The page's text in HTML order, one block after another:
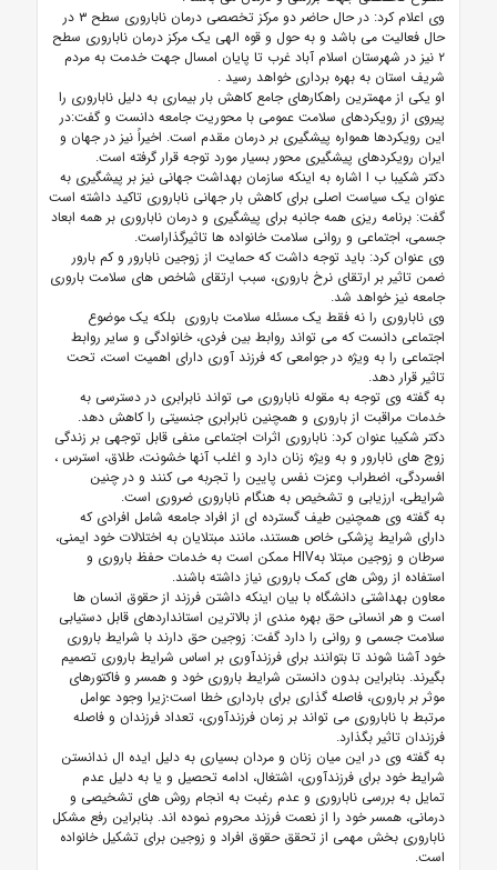
وی اعلام کرد: در حال حاضر دو مرکز تخصصی درمان ناباروری سطح ۳ در
حال فعالیت می باشد و به حول و قوه الهی یک مرکز درمان ناباروری سطح
۲ نیز در شهرستان اسلام آباد غرب تا پایان امسال جهت خدمت به مردم
شریف استان به بهره برداری خواهد رسید .
او یکی از مهمترین راهکارهای جامع کاهش بار بیماری به دلیل ناباروری را
پیروی از رویکردهای سلامت عمومی با محوریت جامعه دانست و گفت:در
این رویکردها همواره پیشگیری بر درمان مقدم است. اخیراً نیز در جهان و
ایران رویکردهای پیشگیری محور بسیار مورد توجه قرار گرفته است.
دکتر شکیبا ب ا اشاره به اینکه سازمان بهداشت جهانی نیز بر پیشگیری به
عنوان یک سیاست اصلی برای کاهش بار جهانی ناباروری تاکید داشته است
گفت: برنامه ریزی همه جانبه برای پیشگیری و درمان ناباروری بر همه ابعاد
جسمی، اجتماعی و روانی سلامت خانواده ها تاثیرگذاراست.
وی عنوان کرد: باید توجه داشت که حمایت از زوجین نابارور و کم بارور
ضمن تاثیر بر ارتقای نرخ باروری، سبب ارتقای شاخص های سلامت باروری
جامعه نیز خواهد شد.
وی ناباروری را نه فقط یک مسئله سلامت باروری بلکه یک موضوع
اجتماعی دانست که می تواند روابط بین فردی، خانوادگی و سایر روابط
اجتماعی را به ویژه در جوامعی که فرزند آوری دارای اهمیت است، تحت
تاثیر قرار دهد.
به گفته وی توجه به مقوله ناباروری می تواند نابرابری در دسترسی به
خدمات مراقبت از باروری و همچنین نابرابری جنسیتی را کاهش دهد.
دکتر شکیبا عنوان کرد: ناباروری اثرات اجتماعی منفی قابل توجهی بر زندگی
زوج های نابارور و به ویژه زنان دارد و اغلب آنها خشونت، طلاق، استرس ،
افسردگی، اضطراب وعزت نفس پایین را تجربه می کنند و در چنین
شرایطی، ارزیابی و تشخیص به هنگام ناباروری ضروری است.
به گفته وی همچنین طیف گسترده ای از افراد جامعه شامل افرادی که
دارای شرایط پزشکی خاص هستند، مانند مبتلایان به اختلالات خود ایمنی،
سرطان و زوجین مبتلا بهHIV ممکن است به خدمات حفظ باروری و
استفاده از روش های کمک باروری نیاز داشته باشند.
معاون بهداشتی دانشگاه با بیان اینکه داشتن فرزند از حقوق انسان ها
است و هر انسانی حق بهره مندی از بالاترین استانداردهای قابل دستیابی
سلامت جسمی و روانی را دارد گفت: زوجین حق دارند با شرایط باروری
خود آشنا شوند تا بتوانند برای فرزندآوری بر اساس شرایط باروری تصمیم
بگیرند. بنابراین بدون دانستن شرایط باروری خود و همسر و فاکتورهای
موثر بر باروری، فاصله گذاری برای بارداری خطا است؛زیرا وجود عوامل
مرتبط با ناباروری می تواند بر زمان فرزندآوری، تعداد فرزندان و فاصله
فرزندان تاثیر بگذارد.
به گفته وی در این میان زنان و مردان بسیاری به دلیل ایده ال ندانستن
شرایط خود برای فرزندآوری، اشتغال، ادامه تحصیل و یا به دلیل عدم
تمایل به بررسی ناباروری و عدم رغبت به انجام روش های تشخیصی و
درمانی، همسر خود را از نعمت فرزند محروم نموده اند. بنابراین رفع مشکل
ناباروری بخش مهمی از تحقق حقوق افراد و زوجین برای تشکیل خانواده
است.